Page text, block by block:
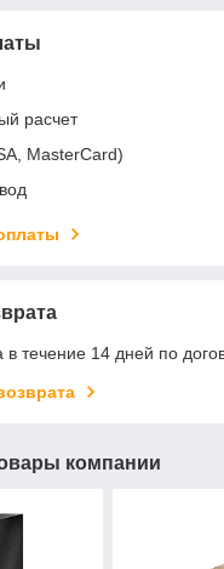
расчет
MasterCard)
в течение 14 дней по
компании